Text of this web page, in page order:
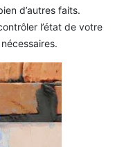
d’autres faits.
l’état de votre